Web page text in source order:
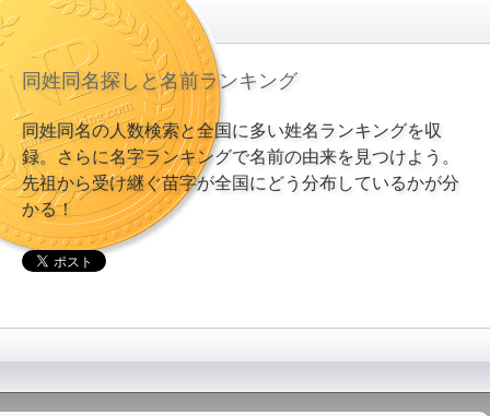
同姓同名探しと名前ランキング
同姓同名の人数検索と全国に多い姓名ランキングを収
録。さらに名字ランキングで名前の由来を見つけよう。
先祖から受け継ぐ苗字が全国にどう分布しているかが分
かる！